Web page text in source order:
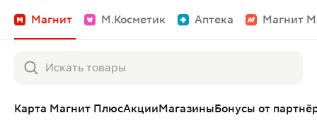
Магнит М.Косметик Аптека Магнит
Карта Магнит ПлюсАкцииМагазиныБонусы от